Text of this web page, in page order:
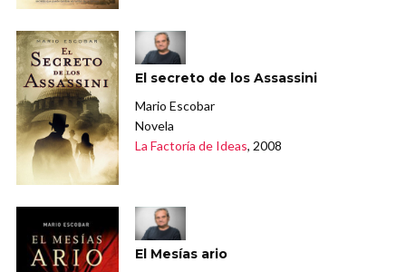
El secreto de los Assassini
Mario Escobar
Novela
La Factoría de Ideas, 2008
El Mesías ario